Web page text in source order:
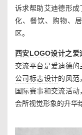
诉求帮助艾迪德形
化、餐饮、购物、
区。
西安LOGO设计之爱
交流平台是爱迪德
公司标志设计的风范
国际赛事和交流活动
会所视觉形象的升华